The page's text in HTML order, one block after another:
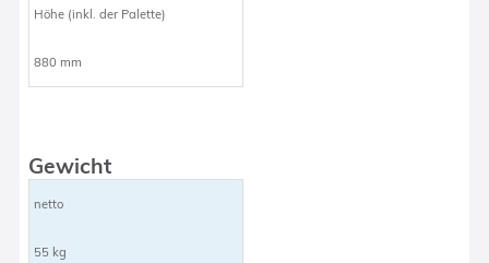
Höhe (inkl. der Palette)
880 mm
Gewicht
netto
55 kg